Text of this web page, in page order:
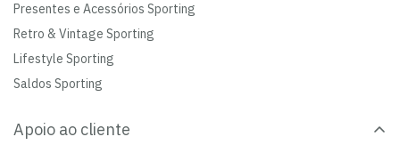
Presentes e Acessórios Sporting
Retro & Vintage Sporting
Lifestyle Sporting
Saldos Sporting
Apoio ao cliente